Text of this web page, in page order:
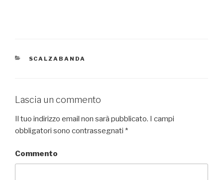
CATEGORIE
SCALZABANDA
Lascia un commento
Il tuo indirizzo email non sarà pubblicato. I campi
obbligatori sono contrassegnati *
Commento